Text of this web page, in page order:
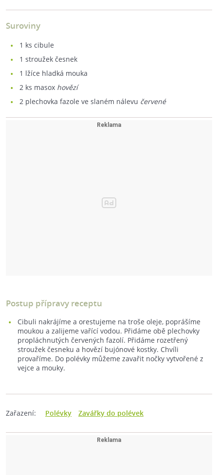
Suroviny
1 ks cibule
1 stroužek česnek
1 lžíce hladká mouka
2 ks masox hovězí
2 plechovka fazole ve slaném nálevu červené
Postup přípravy receptu
Cibuli nakrájíme a orestujeme na troše oleje, poprášíme
moukou a zalijeme vařící vodou. Přidáme obě plechovky
propláchnutých červených fazolí. Přidáme rozetřený
stroužek česneku a hovězí bujónové kostky. Chvíli
provaříme. Do polévky můžeme zavařit nočky vytvořené z
vejce a mouky.
Zařazení: Polévky Zavářky do polévek